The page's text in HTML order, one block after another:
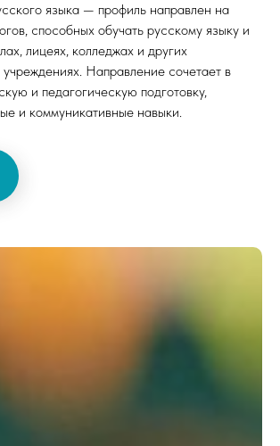
языка — профиль направлен на
способных обучать русскому языку и
лицеях, колледжах и других
Направление сочетает в
и педагогическую подготовку,
и коммуникативные навыки.